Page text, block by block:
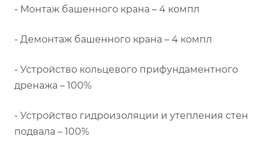
- Монтаж башенного крана – 4 компл
- Демонтаж башенного крана – 4 компл
- Устройство кольцевого прифундаментного
дренажа – 100%
- Устройство гидроизоляции и утепления стен
подвала – 100%